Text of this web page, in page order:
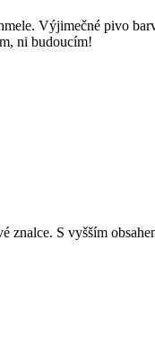
Výjimečné pivo
ni budoucím!
znalce. S vyšším